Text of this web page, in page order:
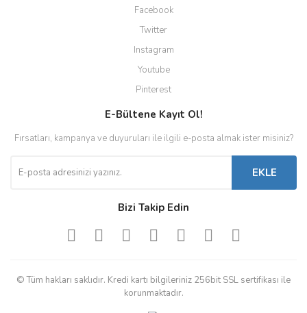
Facebook
Twitter
Instagram
Youtube
Pinterest
E-Bültene Kayıt Ol!
Fırsatları, kampanya ve duyuruları ile ilgili e-posta almak ister misiniz?
EKLE
Bizi Takip Edin
© Tüm hakları saklıdır. Kredi kartı bilgileriniz 256bit SSL sertifikası ile
korunmaktadır.